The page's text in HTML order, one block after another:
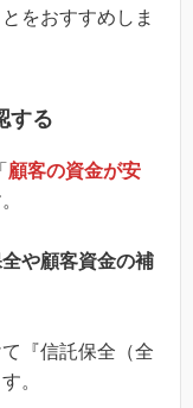
とをおすすめしま
する
顧客の資金が安
や顧客資金の補
『信託保全（全
。